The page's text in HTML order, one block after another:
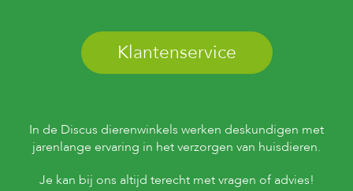
Klantenservice
In de Discus dierenwinkels werken deskundigen met
jarenlange ervaring in het verzorgen van huisdieren.
Je kan bij ons altijd terecht met vragen of advies!